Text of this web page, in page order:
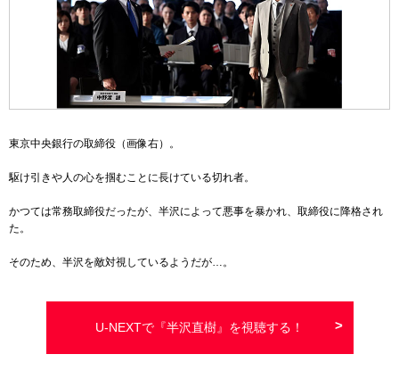
東京中央銀行の取締役 （画像右） 。
駆け引きや人の心を掴むことに長けている切れ者。
かつては常務取締役だったが、半沢によって悪事を暴かれ、取締役に降格され
た。
そのため、半沢を敵対視しているようだが…。
U-NEXTで『半沢直樹』を視聴する！